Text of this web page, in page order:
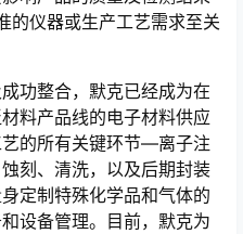
的仪器或生产工艺需求至关
功整合，默克已经成为在
料产品线的电子材料供应
的所有关键环节—离子注
刻、清洗，以及后期封装
定制特殊化学品和气体的
设备管理。目前，默克为